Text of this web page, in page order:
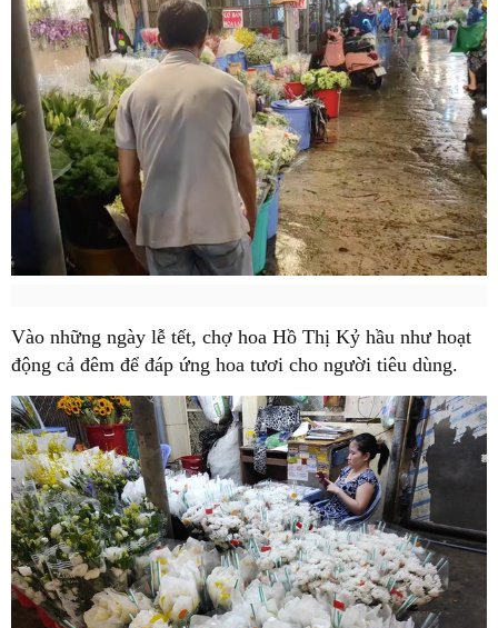
Vào những ngày lễ tết, chợ hoa Hồ Thị Kỷ hầu như hoạt
động cả đêm để đáp ứng hoa tươi cho người tiêu dùng.